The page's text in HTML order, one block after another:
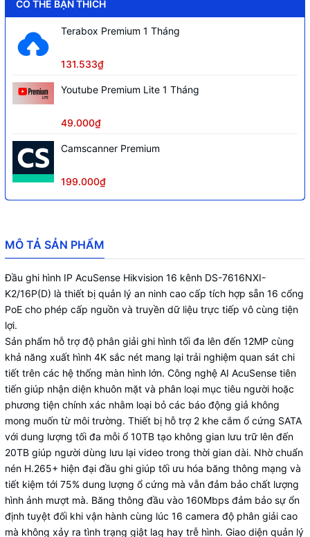
CÓ THỂ BẠN THÍCH
Terabox Premium 1 Tháng
131.533₫
Youtube Premium Lite 1 Tháng
49.000₫
Camscanner Premium
199.000₫
MÔ TẢ SẢN PHẨM
Đầu ghi hình IP AcuSense Hikvision 16 kênh DS-7616NXI-
K2/16P(D) là thiết bị quản lý an ninh cao cấp tích hợp sẵn 16 cổng
PoE cho phép cấp nguồn và truyền dữ liệu trực tiếp vô cùng tiện
lợi.
Sản phẩm hỗ trợ độ phân giải ghi hình tối đa lên đến 12MP cùng
khả năng xuất hình 4K sắc nét mang lại trải nghiệm quan sát chi
tiết trên các hệ thống màn hình lớn. Công nghệ AI AcuSense tiên
tiến giúp nhận diện khuôn mặt và phân loại mục tiêu người hoặc
phương tiện chính xác nhằm loại bỏ các báo động giả không
mong muốn từ môi trường. Thiết bị hỗ trợ 2 khe cắm ổ cứng SATA
với dung lượng tối đa mỗi ổ 10TB tạo không gian lưu trữ lên đến
20TB giúp người dùng lưu lại video trong thời gian dài. Nhờ chuẩn
nén H.265+ hiện đại đầu ghi giúp tối ưu hóa băng thông mạng và
tiết kiệm tới 75% dung lượng ổ cứng mà vẫn đảm bảo chất lượng
hình ảnh mượt mà. Băng thông đầu vào 160Mbps đảm bảo sự ổn
định tuyệt đối khi vận hành cùng lúc 16 camera độ phân giải cao
mà không xảy ra tình trạng giật lag hay trễ hình. Giao diện quản lý